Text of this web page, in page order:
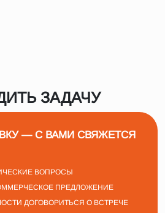
ЗАДАЧУ
— С ВАМИ СВЯЖЕТСЯ
ВОПРОСЫ
ПРЕДЛОЖЕНИЕ
ДОГОВОРИТЬСЯ О ВСТРЕЧЕ